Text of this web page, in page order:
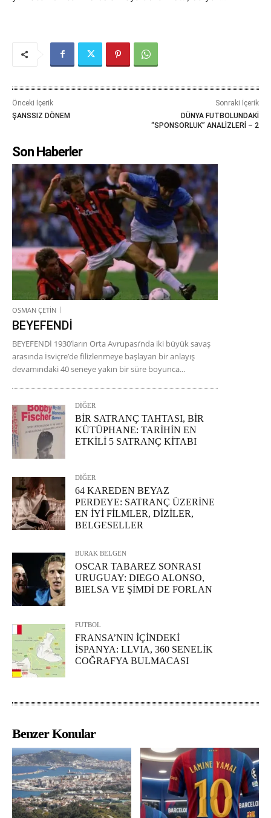
Önceki İçerik
ŞANSSIZ DÖNEM
Sonraki İçerik
DÜNYA FUTBOLUNDAKİ
“SPONSORLUK” ANALİZLERİ – 2
Son Haberler
OSMAN ÇETİN
BEYEFENDİ
BEYEFENDİ 1930’ların Orta Avrupası’nda iki büyük savaş
arasında İsviçre’de filizlenmeye başlayan bir anlayış
devamındaki 40 seneye yakın bir süre boyunca...
DİĞER
BİR SATRANÇ TAHTASI, BİR
KÜTÜPHANE: TARİHİN EN
ETKİLİ 5 SATRANÇ KİTABI
DİĞER
64 KAREDEN BEYAZ
PERDEYE: SATRANÇ ÜZERİNE
EN İYİ FİLMLER, DİZİLER,
BELGESELLER
BURAK BELGEN
OSCAR TABAREZ SONRASI
URUGUAY: DIEGO ALONSO,
BIELSA VE ŞİMDİ DE FORLAN
FUTBOL
FRANSA’NIN İÇİNDEKİ
İSPANYA: LLVIA, 360 SENELİK
COĞRAFYA BULMACASI
Benzer Konular